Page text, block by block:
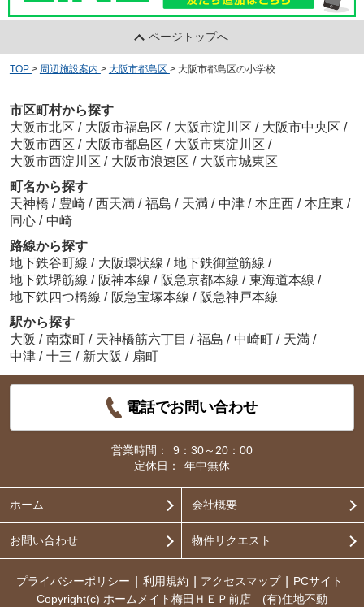
ページトップへ
TOP > 周辺施設案内 > 大阪市都島区 > 大阪市都島区の小学校
市区町村から探す
大阪市北区 / 大阪市福島区 / 大阪市淀川区 / 大阪市中央区 /
大阪市西区 / 大阪市都島区 / 大阪市東淀川区 /
大阪市西淀川区 / 大阪市浪速区 / 大阪市城東区
町名から探す
天神橋 / 豊崎 / 西天満 / 福島 / 天満 / 中津 / 本庄西 / 本庄東 /
同心 / 中崎
路線から探す
地下鉄谷町線 / 大阪環状線 / 地下鉄御堂筋線 /
地下鉄堺筋線 / 阪神本線 / 阪急京都本線 / 東海道本線 /
地下鉄四つ橋線 / 阪急宝塚本線 / 阪急神戸本線
駅から探す
大阪 / 南森町 / 天神橋筋六丁目 / 福島 / 中崎町 / 天満 /
中津 / 十三 / 新大阪 / 扇町
電話でお問い合わせ
営業時間：
9：30～20：00
定休日：
年中無休
ホーム 会社概要
お問い合わせ 物件リクエスト
プライバシーポリシー 利用規約 アクセスマップ
PCサイト
Copyright(c) ホームメイト梅田ＨＥＰ前店 (有)住地不動